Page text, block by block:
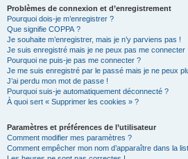
Problèmes de connexion et d’enregistrement
Pourquoi dois-je m’enregistrer ?
Que signifie COPPA ?
Je souhaite m’enregistrer, mais je n’y parviens pas !
Je suis enregistré mais je ne peux pas me connecter !
Pourquoi ne puis-je pas me connecter ?
Je me suis enregistré par le passé mais je ne peux
J’ai perdu mon mot de passe !
Pourquoi suis-je automatiquement déconnecté ?
À quoi sert « Supprimer les cookies » ?
Paramètres et préférences de l’utilisateur
Comment modifier mes paramètres ?
Comment empêcher mon nom d’apparaître dans la